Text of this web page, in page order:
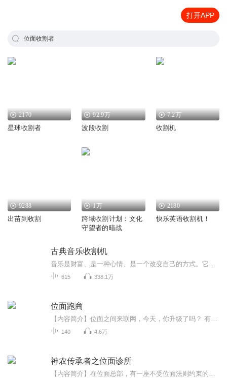
打开APP
位面收割者
2170
星球收割者
92.9万
波段收割
7.2万
收割机
9288
出苗到收割
1万
跨域收割计划：文化
守望者的暗战
2180
快乐英语收割机！
古典音乐收割机
615 338.1万
位面跑商
140 4.6万
神农传承者之位面诊所